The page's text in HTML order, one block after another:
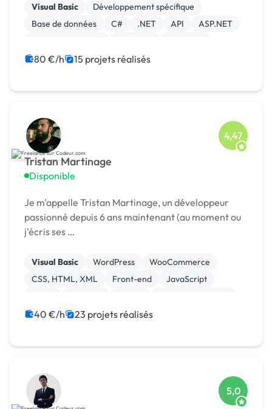
Visual Basic
Développement spécifique
Base de données
C# .NET API
ASP.NET
80 €/h 15 projets réalisés
Tristan Martinage
Disponible
4,47
Je m'appelle Tristan Martinage, un développeur
passionné depuis 6 ans maintenant (au moment ou
j'écris ses …
Visual Basic WordPress
WooCommerce
CSS, HTML, XML
Front-end
JavaScript
40 €/h 23 projets réalisés
5,0